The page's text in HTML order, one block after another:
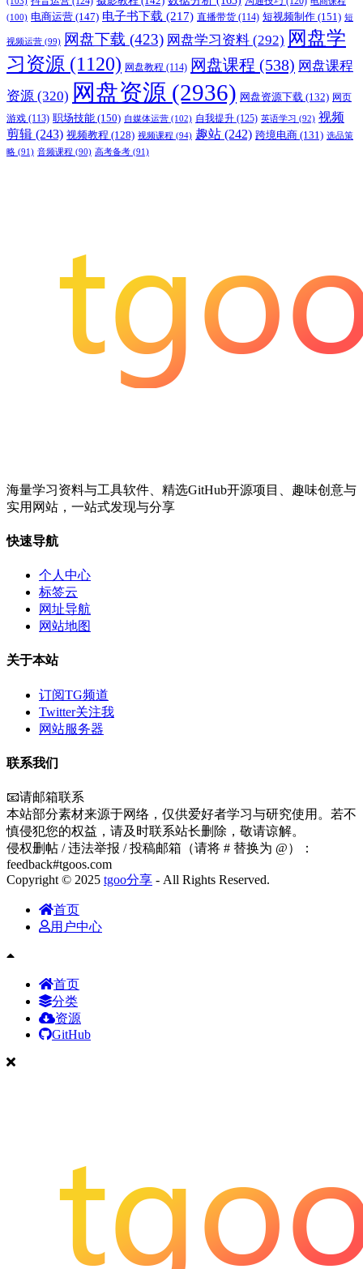
(100) 电商运营 (147) 电子书下载 (217) 直播带货 (114) 短视频制作 (151) 短
视频运营 (99) 网盘下载 (423) 网盘学习资料 (292) 网盘学
习资源 (1120) 网盘教程 (114) 网盘课程 (538) 网盘课程
资源 (320) 网盘资源 (2936) 网盘资源下载 (132) 网页
游戏 (113) 职场技能 (150) 自媒体运营 (102) 自我提升 (125) 英语学习 (92) 视频
剪辑 (243) 视频教程 (128) 视频课程 (94) 趣站 (242) 跨境电商 (131) 选品策
略 (91) 音频课程 (90) 高考备考 (91)
海量学习资料与工具软件、精选GitHub开源项目、趣味创意与
实用网站，一站式发现与分享
快速导航
个人中心
标签云
网址导航
网站地图
关于本站
订阅TG频道
Twitter关注我
网站服务器
联系我们
📧请邮箱联系
本站部分素材来源于网络，仅供爱好者学习与研究使用。若不
慎侵犯您的权益，请及时联系站长删除，敬请谅解。
侵权删帖 / 违法举报 / 投稿邮箱（请将 # 替换为 @）：
feedback#tgoos.com
Copyright © 2025 tgoo分享 - All Rights Reserved.
首页
用户中心
首页
分类
资源
GitHub